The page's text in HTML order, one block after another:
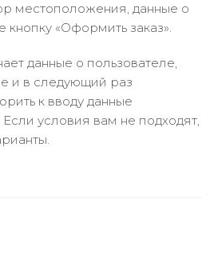
местоположения, данные о
«Оформить заказ».
данные о пользователе,
и в следующий раз
к вводу данные
условия вам не подходят,